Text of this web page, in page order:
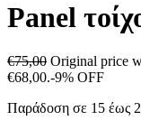
Panel
€75,00 Original price
€68,00.-9% OFF
Παράδοση σε 15 έως